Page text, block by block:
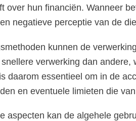
over hun financiën. Wanneer
negatieve perceptie van de
kunnen de
verwerking dan andere,
daarom essentieel om in de
en eventuele limieten die
aspecten kan de algehele